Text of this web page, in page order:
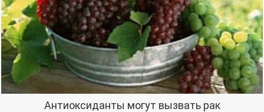
Антиоксиданты могут вызвать рак